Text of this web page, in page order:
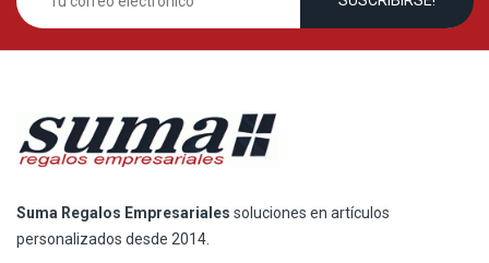
Suma Regalos Empresariales soluciones en artículos
personalizados desde 2014.